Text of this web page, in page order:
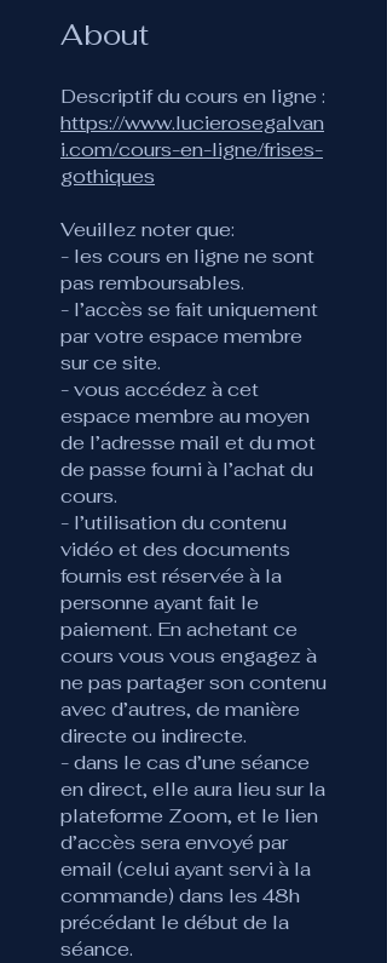
About
Descriptif du cours en ligne :
https://www.lucierosegalvan
i.com/cours-en-ligne/frises-
gothiques
Veuillez noter que:
- les cours en ligne ne sont
pas remboursables.
- l’accès se fait uniquement
par votre espace membre
sur ce site.
- vous accédez à cet
espace membre au moyen
de l’adresse mail et du mot
de passe fourni à l’achat du
cours.
- l’utilisation du contenu
vidéo et des documents
fournis est réservée à la
personne ayant fait le
paiement. En achetant ce
cours vous vous engagez à
ne pas partager son contenu
avec d’autres, de manière
directe ou indirecte.
- dans le cas d’une séance
en direct, elle aura lieu sur la
plateforme Zoom, et le lien
d’accès sera envoyé par
email (celui ayant servi à la
commande) dans les 48h
précédant le début de la
séance.